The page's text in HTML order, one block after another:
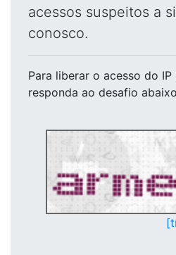
acessos suspeitos a
conosco.
Para liberar o acesso do IP
responda ao desafio